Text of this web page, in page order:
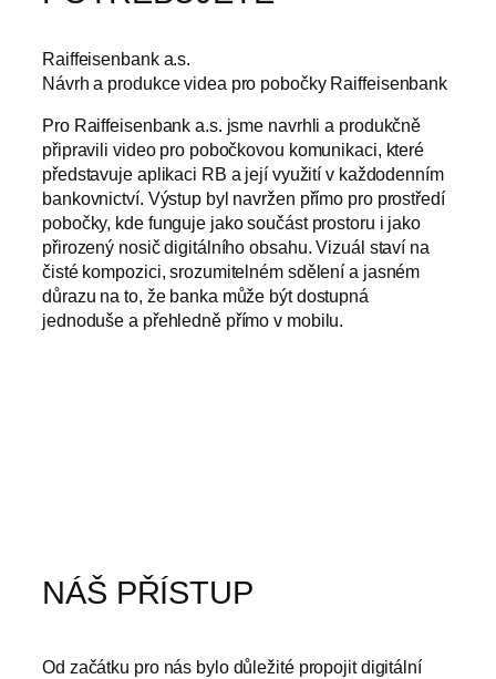
Raiffeisenbank a.s.
Návrh a produkce videa pro pobočky Raiffeisenbank
Pro Raiffeisenbank a.s. jsme navrhli a produkčně
připravili video pro pobočkovou komunikaci, které
představuje aplikaci RB a její využití v každodenním
bankovnictví. Výstup byl navržen přímo pro prostředí
pobočky, kde funguje jako součást prostoru i jako
přirozený nosič digitálního obsahu. Vizuál staví na
čisté kompozici, srozumitelném sdělení a jasném
důrazu na to, že banka může být dostupná
jednoduše a přehledně přímo v mobilu.
NÁŠ PŘÍSTUP
Od začátku pro nás bylo důležité propojit digitální